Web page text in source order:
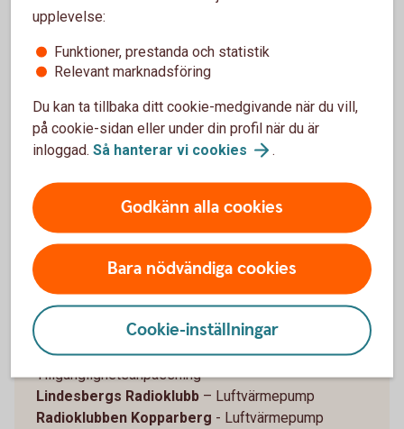
Ställbergs Byalag
- Renov. av taket och målning av
Folkets Hus
Resta Bygdegårdsförening –Ljudanläggning
Ljusnarens Båt och Fritidsförening
Ramsbergs Handel HF- Etablering av obemannad
livsmedelsbutik
Ställbergs Byalag- Byte av tak
Storåskolan- Tech club
Örebro läns Blåbandsdistrikt– Hjärtstartare
Hobbysnickarna o vävarna i Gyttorp
Luftvärmepump
Lindeskolan- Cambridge certificate of Advanced
English
Linde energi- Forskningsprojekt solenergi
Storfors Hembygdsförening- “Vårt kulturarv”
Ställdalens Naturstudieklubb–
Tillgänglighetsanpassning
Lindesbergs Radioklubb – Luftvärmepump
Radioklubben Kopparberg - Luftvärmepump
upplevelse:
Funktioner, prestanda och statistik
Relevant marknadsföring
Du kan ta tillbaka ditt cookie-medgivande när du vill,
på cookie-sidan eller under din profil när du är
inloggad. Så hanterar vi cookies .
Godkänn alla cookies
Bara nödvändiga cookies
Cookie-inställningar